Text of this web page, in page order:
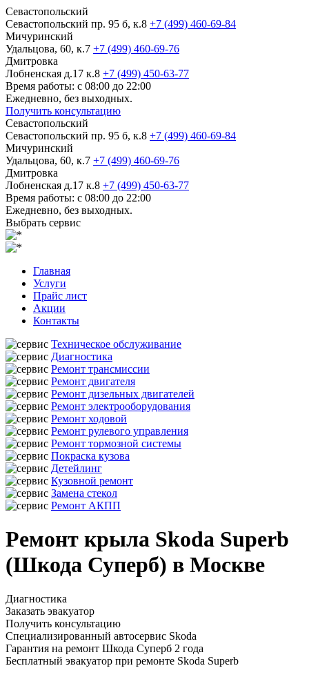
Севастопольский
Севастопольский пр. 95 б, к.8 +7 (499) 460-69-84
Мичуринский
Удальцова, 60, к.7 +7 (499) 460-69-76
Дмитровка
Лобненская д.17 к.8 +7 (499) 450-63-77
Время работы: с 08:00 до 22:00
Ежедневно, без выходных.
Получить консультацию
Севастопольский
Севастопольский пр. 95 б, к.8 +7 (499) 460-69-84
Мичуринский
Удальцова, 60, к.7 +7 (499) 460-69-76
Дмитровка
Лобненская д.17 к.8 +7 (499) 450-63-77
Время работы: с 08:00 до 22:00
Ежедневно, без выходных.
Выбрать сервис
Главная
Услуги
Прайс лист
Акции
Контакты
Техническое обслуживание
Диагностика
Ремонт трансмиссии
Ремонт двигателя
Ремонт дизельных двигателей
Ремонт электрооборудования
Ремонт ходовой
Ремонт рулевого управления
Ремонт тормозной системы
Покраска кузова
Детейлинг
Кузовной ремонт
Замена стекол
Ремонт АКПП
Ремонт крыла Skoda Superb
(Шкода Суперб) в Москве
Диагностика
Заказать эвакуатор
Получить консультацию
Специализированный автосервис Skoda
Гарантия на ремонт Шкода Суперб 2 года
Бесплатный эвакуатор при ремонте Skoda Superb